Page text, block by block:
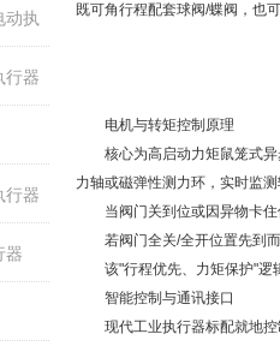
动执
行器
行器
器
既可角行程配套球阀/蝶阀，也
电机与转矩控制原理
核心为高启动力矩鼠笼式异
力轴或磁弹性测力环，实时监
当阀门关到位或因异物卡住
若阀门全关/全开位置先到而
该"行程优先、力矩保护"逻
智能控制与通讯接口
现代工业执行器标配就地控